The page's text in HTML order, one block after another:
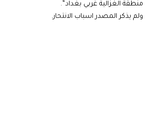
منطقة الغزالية غربي بغداد”.
ولم يذكر المصدر اسباب الانتحار.